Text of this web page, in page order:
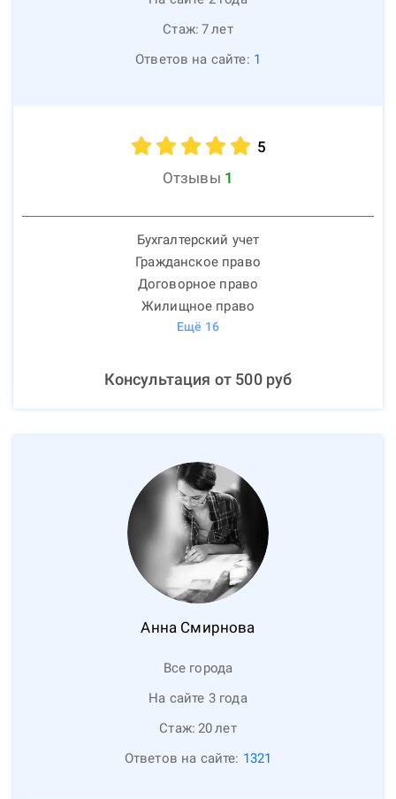
Стаж: 7лет
Ответов на сайте: 1
5
Отзывы 1
Бухгалтерский учет
Гражданское право
Договорное право
Жилищное право
Ещё 16
Консультация от 500руб
Анна Смирнова
Все города
На сайте 3 года
Стаж: 20лет
Ответов на сайте: 1321